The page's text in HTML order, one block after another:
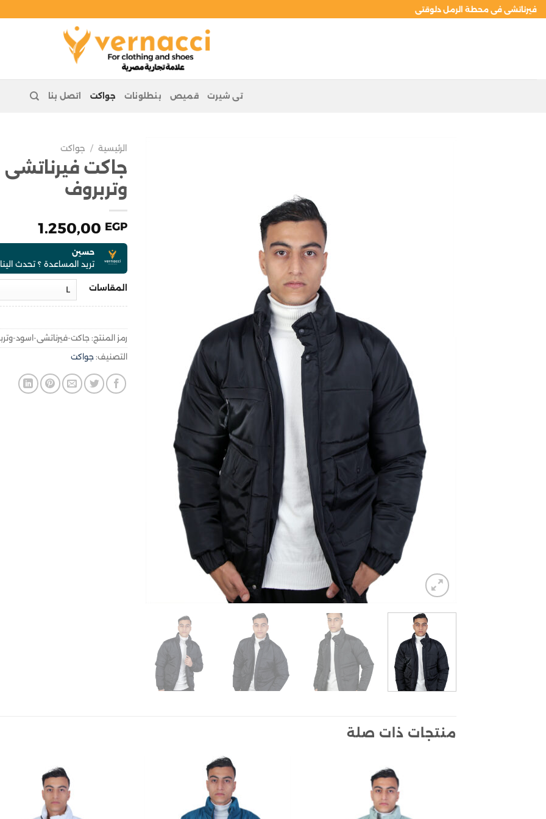
تخطي
للمحتوى
فيرناتشى فى محطة الرمل دلوقتى
تى شيرت قميص بنطلونات جواكت اتصل بنا
الرئيسية / جواكت
جاكت
وتربروف
1.250,00 EGP
حسين
تريد المساعدة ؟ تحدث
المقاسات
رمز المنتج: جاكت-فيرناتشى-اسود-
التصنيف: جواكت
منتجات ذات صلة